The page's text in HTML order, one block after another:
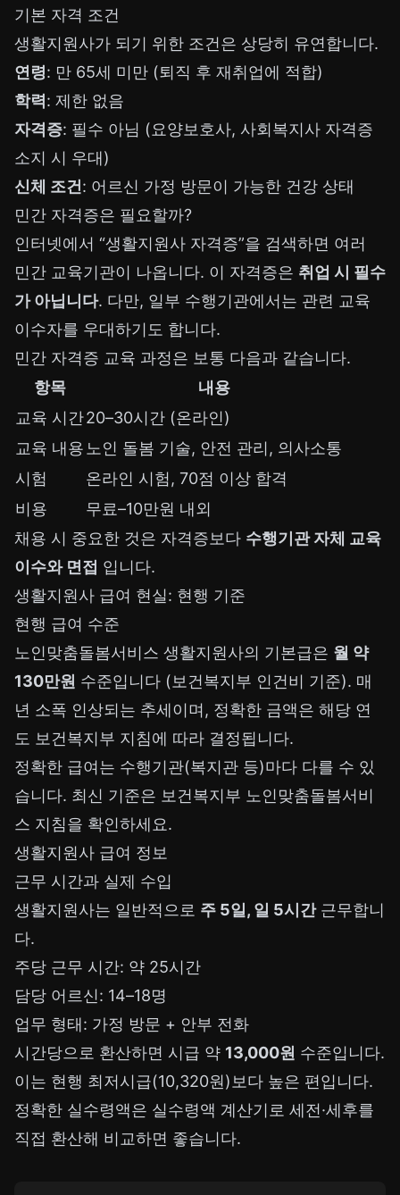
기본 자격 조건
생활지원사가 되기 위한 조건은 상당히 유연합니다.
연령: 만 65세 미만 (퇴직 후 재취업에 적합)
학력 : 제한 없음
자격증: 필수 아님 (요양보호사, 사회복지사 자격증
소지 시 우대)
신체 조건: 어르신 가정 방문이 가능한 건강 상태
민간 자격증은 필요할까?
인터넷에서 “생활지원사 자격증”을 검색하면 여러
민간 교육기관이 나옵니다. 이 자격증은 취업 시 필수
가 아닙니다. 다만, 일부 수행기관에서는 관련 교육
이수자를 우대하기도 합니다.
민간 자격증 교육 과정은 보통 다음과 같습니다.
항목
내용
교육 시간20–30시간 (온라인)
교육 내용노인 돌봄 기술, 안전 관리, 의사소통
시험
온라인 시험, 70점 이상 합격
비용
무료–10만원 내외
채용 시 중요한 것은 자격증보다 수행기관 자체 교육
이수와 면접 입니다.
생활지원사 급여 현실: 현행 기준
현행 급여 수준
노인맞춤돌봄서비스 생활지원사의 기본급은 월 약
130만원 수준입니다 (보건복지부 인건비 기준). 매
년 소폭 인상되는 추세이며, 정확한 금액은 해당 연
도 보건복지부 지침에 따라 결정됩니다.
정확한 급여는 수행기관(복지관 등)마다 다를 수 있
습니다. 최신 기준은 보건복지부 노인맞춤돌봄서비
스 지침을 확인하세요.
생활지원사 급여 정보
근무 시간과 실제 수입
생활지원사는 일반적으로 주 5일, 일 5시간근무합니
다.
주당 근무 시간: 약 25시간
담당 어르신: 14–18명
업무 형태: 가정 방문 + 안부 전화
시간당으로 환산하면 시급 약 13,000원 수준입니다.
이는 현행 최저시급(10,320원)보다 높은 편입니다.
정확한 실수령액은 실수령액 계산기로 세전·세후를
직접 환산해 비교하면 좋습니다.